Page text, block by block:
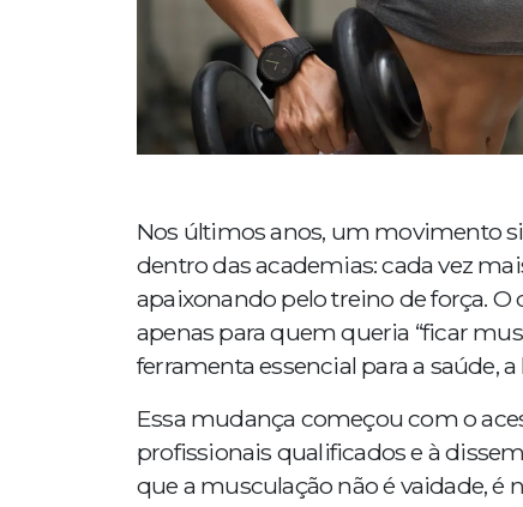
Nos últimos anos, um movimento
dentro das academias: cada vez
apaixonando pelo treino de força.
apenas para quem queria “ficar
ferramenta essencial para a saúde,
Essa mudança começou com o
profissionais qualificados e à
que a musculação não é vaidade, é